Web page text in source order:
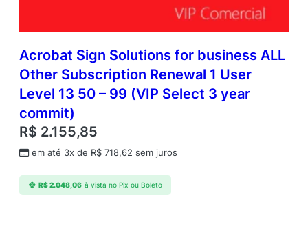
Acrobat Sign Solutions for business ALL
Other Subscription Renewal 1 User
Level 13 50 – 99 (VIP Select 3 year
commit)
R$ 2.155,85
em até 3x de R$ 718,62 sem juros
R$2.048,06 à vista no Pix ou Boleto